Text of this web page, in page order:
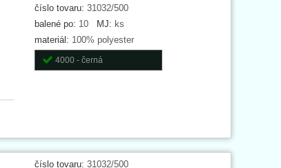
číslo tovaru: 31032/500
balené po: 10 MJ: ks
materiál: 100% polyester
4000 - černá
číslo tovaru: 31032/500